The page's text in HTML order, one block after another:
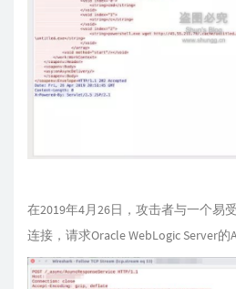
在2019年4月26日，攻击者与一个易
连接，请求Oracle WebLogic Server的